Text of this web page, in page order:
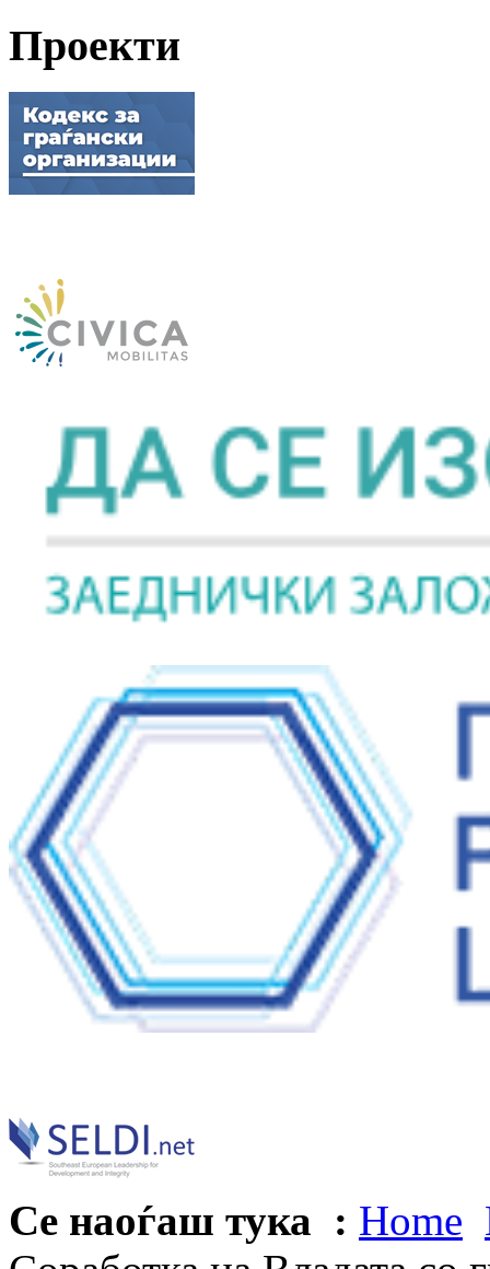
Проекти
Се наоѓаш тука : Home